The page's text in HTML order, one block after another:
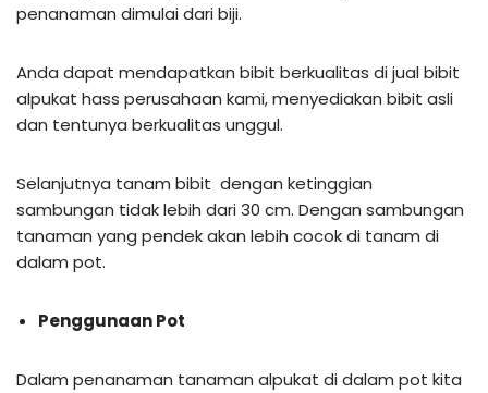
penanaman dimulai dari biji.
Anda dapat mendapatkan bibit berkualitas di jual bibit
alpukat hass perusahaan kami, menyediakan bibit asli
dan tentunya berkualitas unggul.
Selanjutnya tanam bibit dengan ketinggian
sambungan tidak lebih dari 30 cm. Dengan sambungan
tanaman yang pendek akan lebih cocok di tanam di
dalam pot.
Penggunaan Pot
Dalam penanaman tanaman alpukat di dalam pot kita